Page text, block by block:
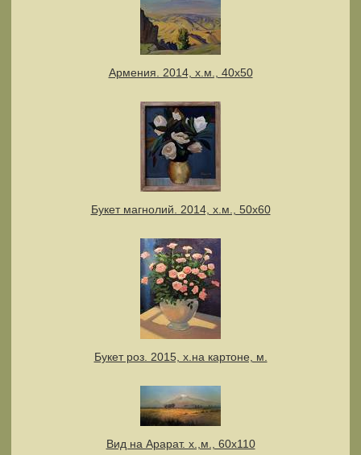
Армения. 2014, х.м., 40х50
Букет магнолий. 2014, х.м., 50х60
Букет роз. 2015, х.на картоне, м.
Вид на Арарат. х.,м., 60х110